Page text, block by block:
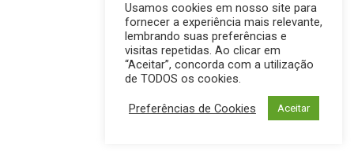
Usamos cookies em nosso site para
fornecer a experiência mais relevante,
lembrando suas preferências e
visitas repetidas. Ao clicar em
“Aceitar”, concorda com a utilização
de TODOS os cookies.
Preferências de Cookies Aceitar